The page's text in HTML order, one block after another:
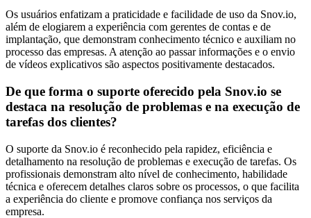
Os usuários enfatizam a praticidade e facilidade de uso da Snov.io,
além de elogiarem a experiência com gerentes de contas e de
implantação, que demonstram conhecimento técnico e auxiliam no
processo das empresas. A atenção ao passar informações e o envio
de vídeos explicativos são aspectos positivamente destacados.
De que forma o suporte oferecido pela Snov.io se
destaca na resolução de problemas e na execução de
tarefas dos clientes?
O suporte da Snov.io é reconhecido pela rapidez, eficiência e
detalhamento na resolução de problemas e execução de tarefas. Os
profissionais demonstram alto nível de conhecimento, habilidade
técnica e oferecem detalhes claros sobre os processos, o que facilita
a experiência do cliente e promove confiança nos serviços da
empresa.